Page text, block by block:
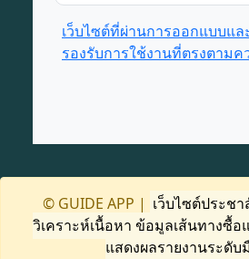
เว็บไซต์ที่ผ่านการออกแบบแ
รองรับการใช้งานที่ตรงตามค
© GUIDE APP | เว็บไซต์ประช
วิเคราะห์เนื้อหา ข้อมูลเส้นทางซื้
แสดงผลรายงานระดั